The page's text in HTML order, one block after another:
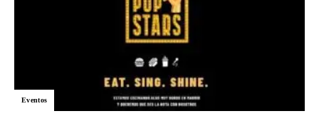
Eventos